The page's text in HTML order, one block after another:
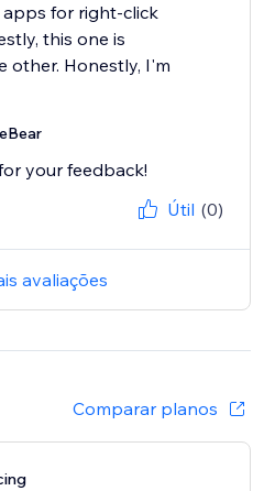
for right-click
this one is
other. Honestly, I'm
your feedback!
Útil (0)
avaliações
Comparar planos